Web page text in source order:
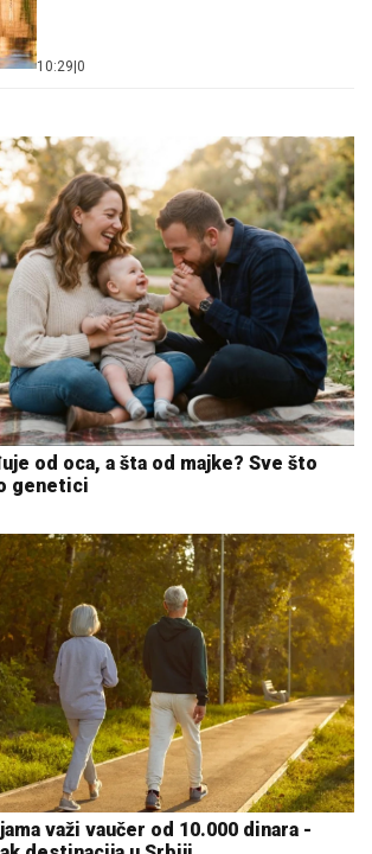
10:29 0
od oca, a šta od majke? Sve što
genetici
važi vaučer od 10.000 dinara -